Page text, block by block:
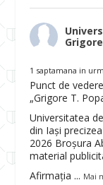
1 saptamana in
Punct de
„Grigore T.
Universitatea
din Iași
2026 Broșura
material
Afirmația ... Mai